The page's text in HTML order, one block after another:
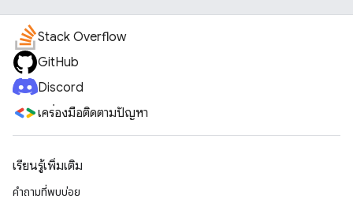
Stack Overflow
GitHub
Discord
เครื่องมือติดตามปัญหา
เรียนรู้เพิ่มเติม
คำถามที่พบบ่อย